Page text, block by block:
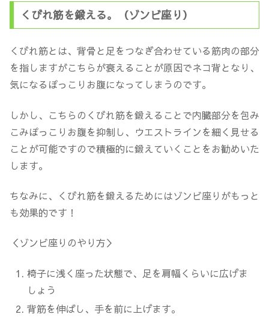
くびれ筋を鍛える。（ゾンビ座り）
くびれ筋とは、背骨と足をつなぎ合わせている筋肉の部分
を指しますがこちらが衰えることが原因でネコ背となり、
気になるぽっこりお腹になってしまうのです。
しかし、こちらのくびれ筋を鍛えることで内臓部分を包み
こみぽっこりお腹を抑制し、ウエストラインを細く見せる
ことが可能ですので積極的に鍛えていくことをお勧めいた
します。
ちなみに、くびれ筋を鍛えるためにはゾンビ座りがもっと
も効果的です！
＜ゾンビ座りのやり方＞
椅子に浅く座った状態で、足を肩幅くらいに広げま
しょう
背筋を伸ばし、手を前に上げます。